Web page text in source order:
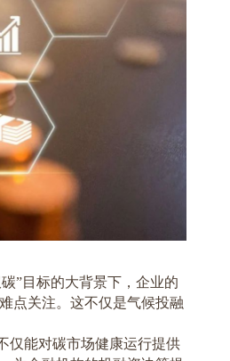
”目标的大背景下，企业的
点关注。这不仅是气候投融
仅能对碳市场健康运行提供